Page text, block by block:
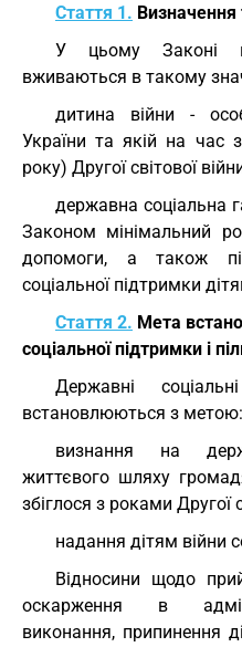
Стаття 1. Визначення
У цьому Законі
вживаються в такому
дитина війни -
України та якій на час
року) Другої світової
державна соціальна
Законом мінімальний
допомоги, а також
соціальної підтримки
Стаття 2. Мета
соціальної підтримки і
Державні
встановлюються з метою:
визнання на
життєвого шляху
збіглося з роками Другої
надання дітям війни
Відносини щодо
оскарження в
виконання, припинення